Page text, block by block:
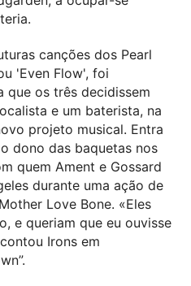
canções dos Pearl
'Even Flow', foi
que os três decidissem
e um baterista, na
projeto musical. Entra
dono das baquetas nos
quem Ament e Gossard
durante uma ação de
Love Bone. «Eles
e queriam que eu ouvisse
Irons em